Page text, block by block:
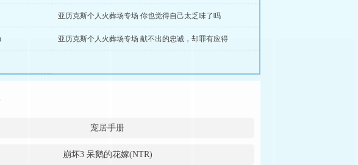
亚历克斯个人火葬场专场 你也觉得自己太乏味了吗
亚历克斯个人火葬场专场 献不出的忠诚，却罪有应得
宠居手册
崩坏3 呆鹅的花嫁(NTR)